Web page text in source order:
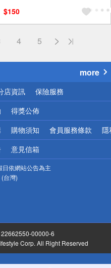
$150
4 5
！
more
店資訊 保險服務
得獎公佈
購物須知 會員服務條款 隱
意見信箱
依網站公告為主
台灣)
00000-6
Corp. All Right Reserved